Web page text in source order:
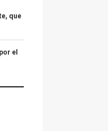
que
el